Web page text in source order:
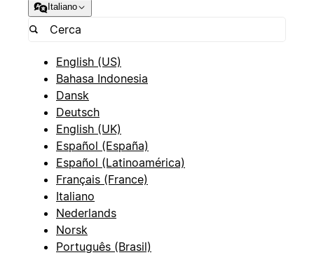
Italiano
English (US)
Bahasa Indonesia
Dansk
Deutsch
English (UK)
Español (España)
Español (Latinoamérica)
Français (France)
Italiano
Nederlands
Norsk
Português (Brasil)